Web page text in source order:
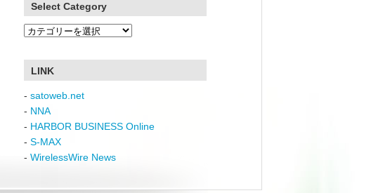
Select Category
Select
LINK
- satoweb.net
- NNA
- HARBOR BUSINESS Online
- S-MAX
- WirelessWire News